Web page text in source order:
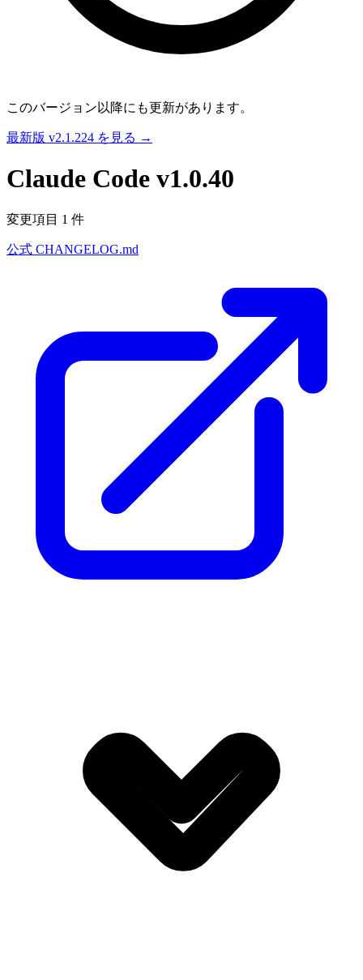
このバージョン以降にも更新があります。
最新版 v2.1.224 を見る →
Claude Code v1.0.40
変更項目 1 件
公式 CHANGELOG.md